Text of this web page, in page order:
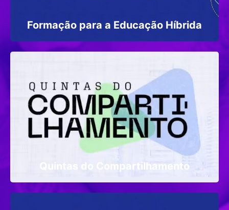
Formação para a Educação Híbrida
Quintas do Compartilhamento